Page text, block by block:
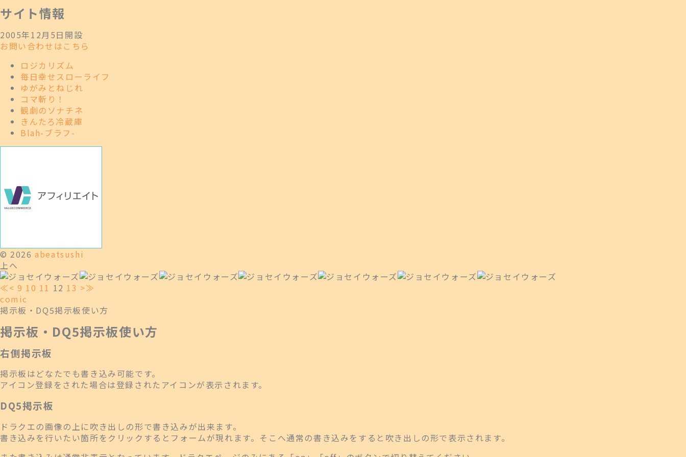
サイト情報
2005年12月5日開設
お問い合わせはこちら
ロジカリズム
毎日幸せスローライフ
ゆがみとねじれ
コマ斬り！
観劇のソナチネ
きんたろ冷蔵庫
Blah-ブラフ-
© 2026abeatsushi
上へ
≪< 9 10 11 12 13 >≫
comic
掲示板・DQ5掲示板使い方
掲示板・DQ5掲示板使い方
右側掲示板
掲示板はどなたでも書き込み可能です。
アイコン登録をされた場合は登録されたアイコンが表示されます。
DQ5掲示板
ドラクエの画像の上に吹き出しの形で書き込みが出来ます。
書き込みを行いたい箇所をクリックするとフォームが現れます。そこへ通常の書き込みをすると吹き出しの形で表示されます。